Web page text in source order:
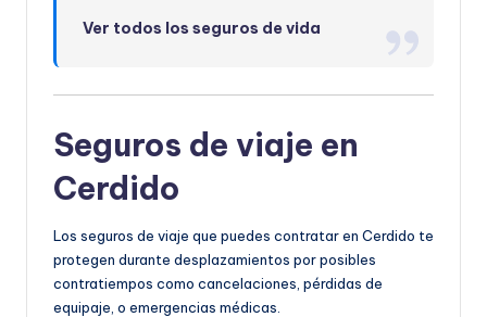
Ver todos los seguros de vida
Seguros de viaje en
Cerdido
Los seguros de viaje que puedes contratar en Cerdido te
protegen durante desplazamientos por posibles
contratiempos como cancelaciones, pérdidas de
equipaje, o emergencias médicas.